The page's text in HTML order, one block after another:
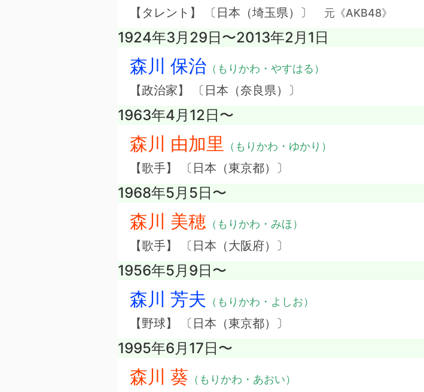
【タレント】 〔日本（埼玉県）〕 元《AKB48》
1924年3月29日〜2013年2月1日
森川 保治 （もりかわ・やすはる）
【政治家】 〔日本（奈良県）〕
1963年4月12日〜
森川 由加里 （もりかわ・ゆかり）
【歌手】 〔日本（東京都）〕
1968年5月5日〜
森川 美穂 （もりかわ・みほ）
【歌手】 〔日本（大阪府）〕
1956年5月9日〜
森川 芳夫 （もりかわ・よしお）
【野球】 〔日本（東京都）〕
1995年6月17日〜
森川 葵 （もりかわ・あおい）